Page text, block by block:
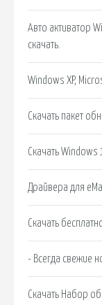
Авто активатор
скачать.
Windows XP,
Скачать пакет
Скачать
Драйвера для
Скачать
- Всегда свежие
Скачать Набор